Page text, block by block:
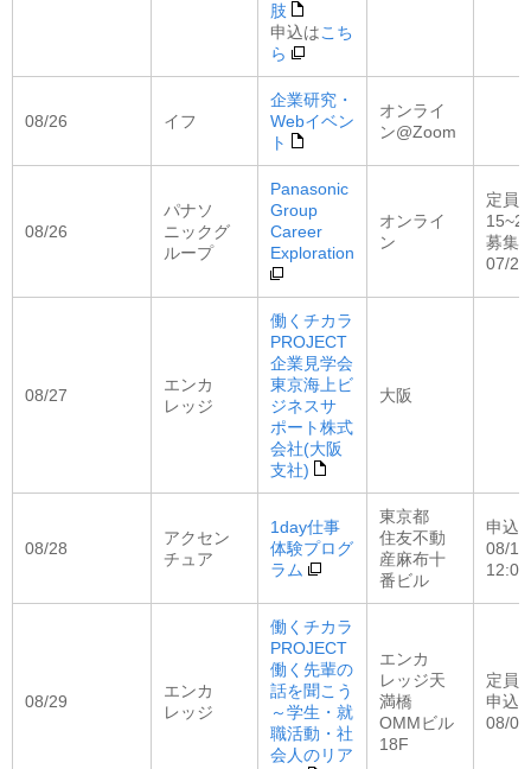
肢
申込はこち
ら
08/26 イフ
企業研究・
Webイベン
ト
オンライ
ン@Zoom
08/26
パナソ
ニックグ
ループ
Panasonic
Group
Career
Exploration
オンライ
ン
定員
募集
07/
08/27
エンカ
レッジ
働くチカラ
PROJECT
企業見学会
東京海上ビ
ジネスサ
ポート株式
会社(大阪
支社)
大阪
08/28
アクセン
チュア
1day仕事
体験プログ
ラム
東京都
住友不動
産麻布十
番ビル
申込
08/
12:00
08/29
エンカ
レッジ
働くチカラ
PROJECT
働く先輩の
話を聞こう
～学生・就
職活動・社
会人のリア
エンカ
レッジ天
満橋
OMMビル
18F
定員
申込
08/07